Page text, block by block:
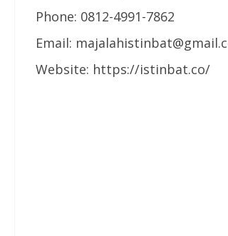
Phone: 0812-4991-7862
Email:
Website: https://istinbat.co/